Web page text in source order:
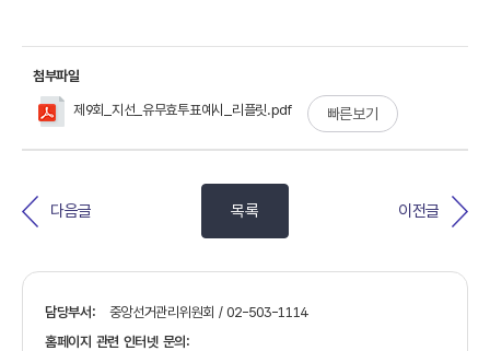
첨부파일
제9회_지선_유무효투표예시_리플릿.pdf 빠른보기
다음글 이전글
목록
담당부서:
중앙선거관리위원회 / 02-503-1114
홈페이지 관련 인터넷 문의: